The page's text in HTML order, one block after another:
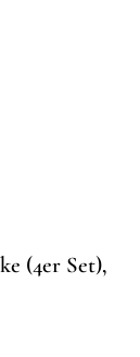
(4er Set),